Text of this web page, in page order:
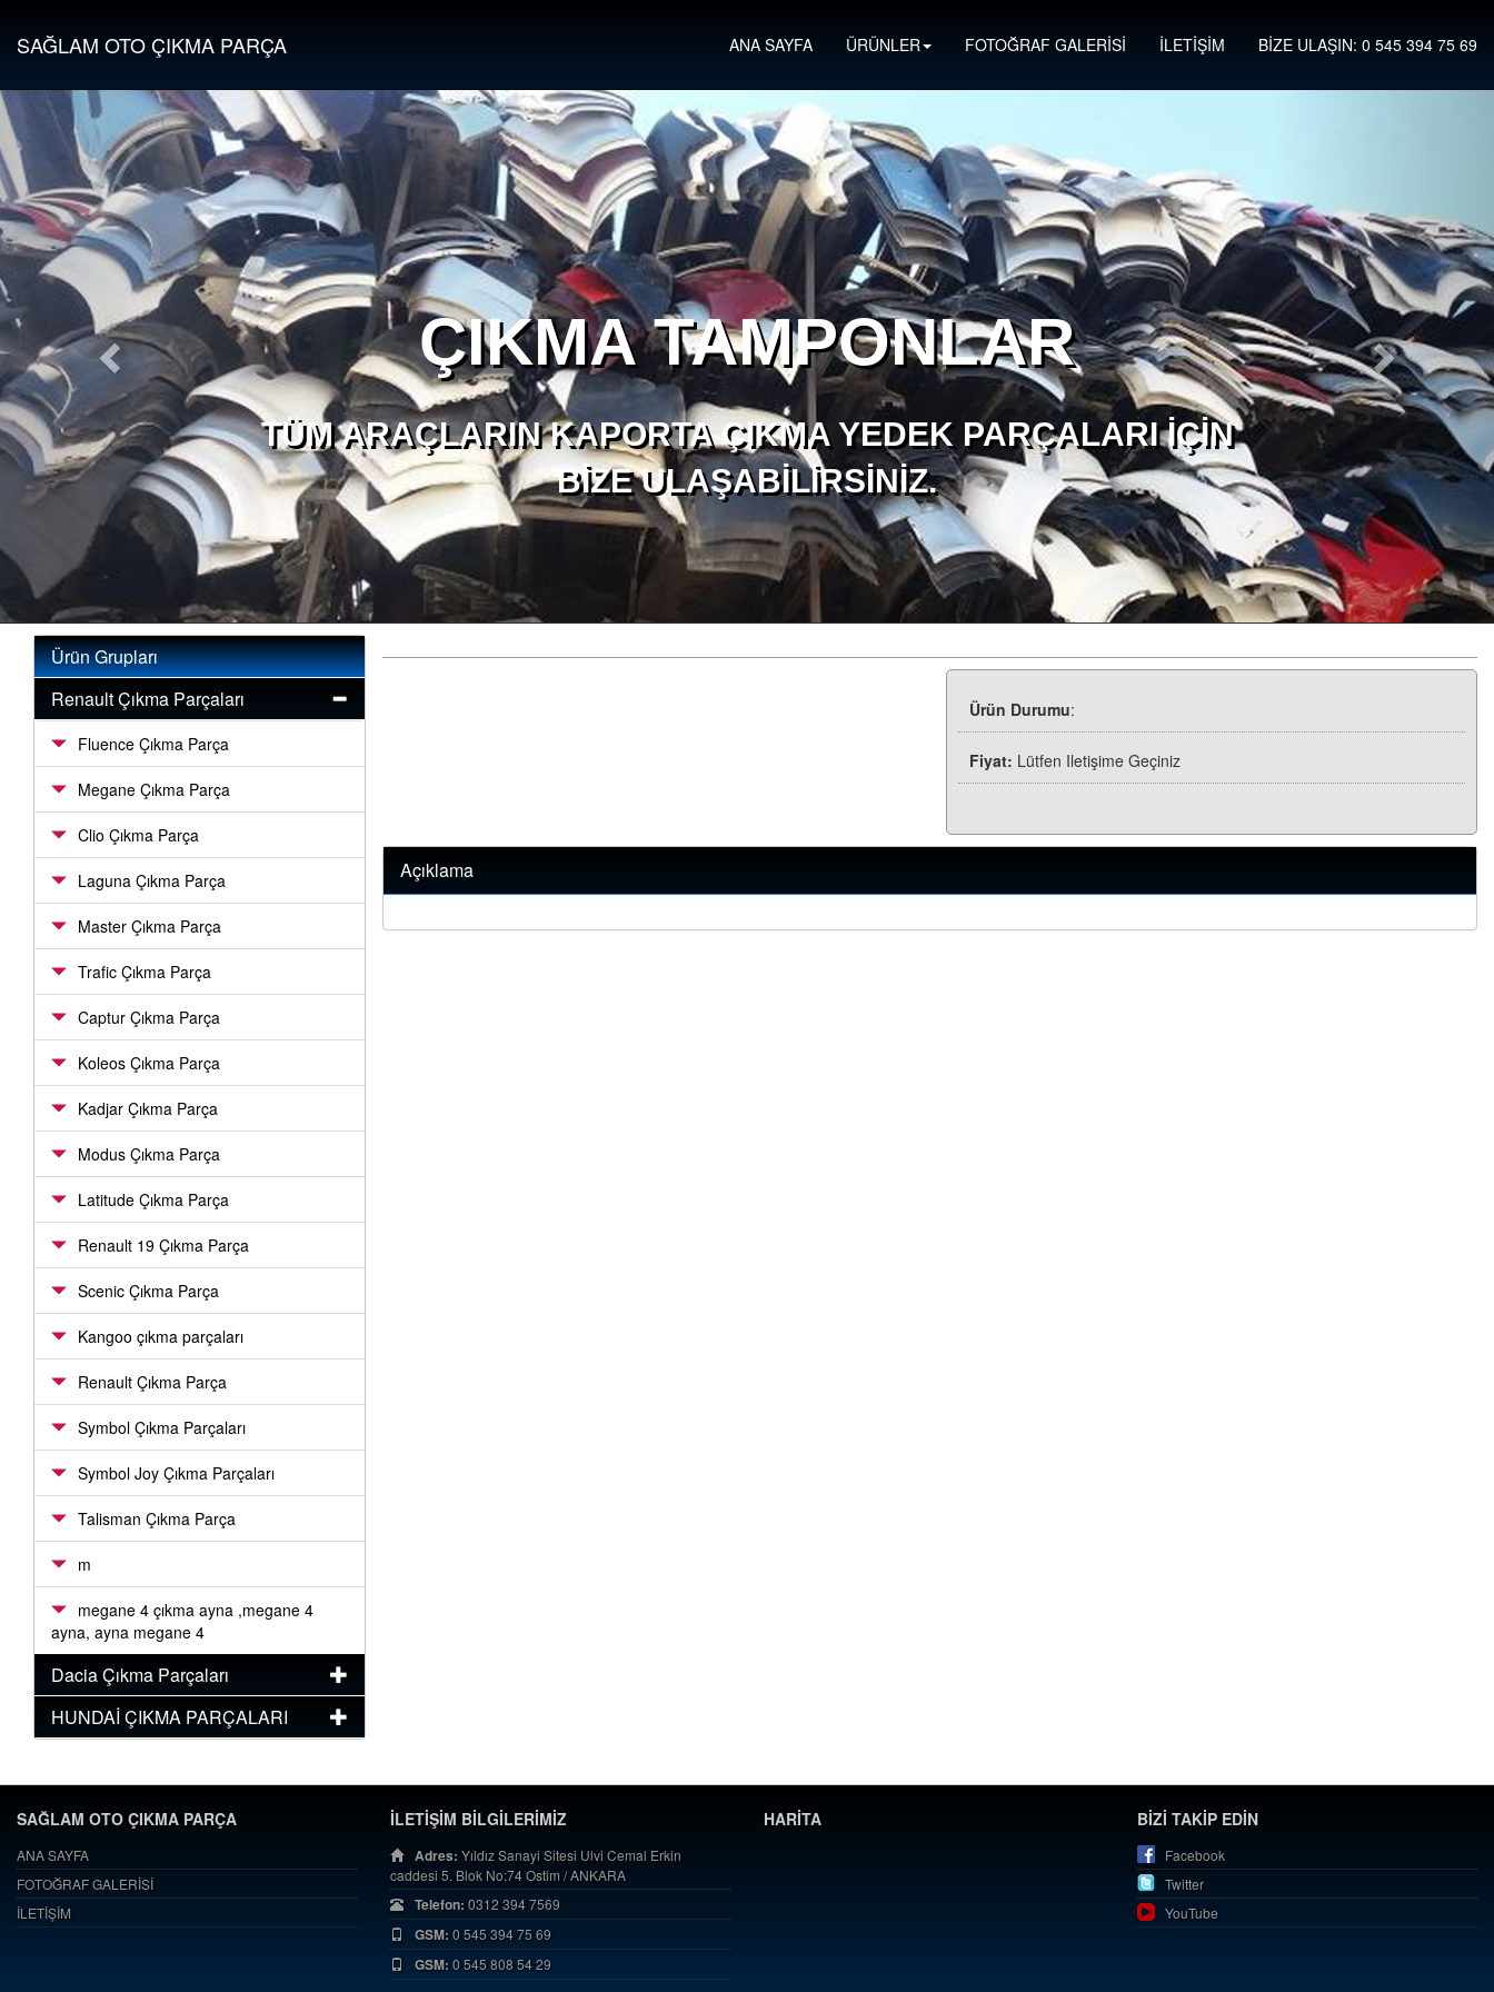
SAĞLAM OTO ÇIKMA PARÇA ANA SAYFA ÜRÜNLER FOTOĞRAF GALERİSİ İLETİŞİM BİZE ULAŞIN: 0 545 394 75 69
ÇIKMA TAMPONLAR
TÜM ARAÇLARIN KAPORTA ÇIKMA YEDEK PARÇALARI İÇIN
BIZE ULAŞABILIRSINIZ.
Ürün Grupları
Renault Çıkma Parçaları
Fluence Çıkma Parça
Megane Çıkma Parça
Clio Çıkma Parça
Laguna Çıkma Parça
Master Çıkma Parça
Trafic Çıkma Parça
Captur Çıkma Parça
Koleos Çıkma Parça
Kadjar Çıkma Parça
Modus Çıkma Parça
Latitude Çıkma Parça
Renault 19 Çıkma Parça
Scenic Çıkma Parça
Kangoo çıkma parçaları
Renault Çıkma Parça
Symbol Çıkma Parçaları
Symbol Joy Çıkma Parçaları
Talisman Çıkma Parça
m
megane 4 çıkma ayna ,megane 4
ayna, ayna megane 4
Dacia Çıkma Parçaları
HUNDAİ ÇIKMA PARÇALARI
Ürün Durumu:
Fiyat: Lütfen Iletişime Geçiniz
Açıklama
SAĞLAM OTO ÇIKMA PARÇA
ANA SAYFA
FOTOĞRAF GALERİSİ
İLETİŞİM
İLETİŞİM BİLGİLERİMİZ
Adres: Yıldız Sanayi Sitesi Ulvi Cemal Erkin
caddesi 5. Blok No:74 Ostim / ANKARA
Telefon: 0312 394 7569
GSM: 0 545 394 75 69
GSM: 0 545 808 54 29
HARİTA BİZİ TAKİP EDİN
Facebook
Twitter
YouTube